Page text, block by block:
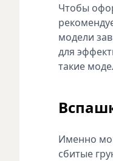
Чтобы
модели
для
такие
Именно
сбитые